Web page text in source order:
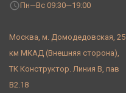
Пн—Вс 09:30—19:00
Москва, м. Домодедовская, 25
км МКАД (Внешняя сторона),
ТК Конструктор. Линия В, пав
В2.18